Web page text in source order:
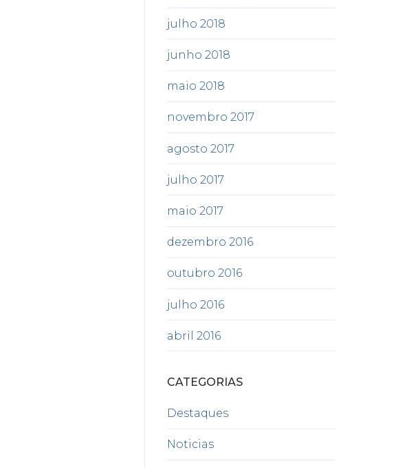
julho 2018
junho 2018
maio 2018
novembro 2017
agosto 2017
julho 2017
maio 2017
dezembro 2016
outubro 2016
julho 2016
abril 2016
CATEGORIAS
Destaques
Noticias